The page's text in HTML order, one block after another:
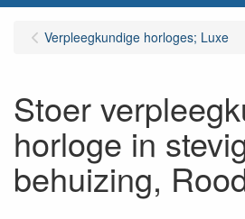
Verpleegkundige horloges; Luxe
Stoer
horloge in
behuizing,